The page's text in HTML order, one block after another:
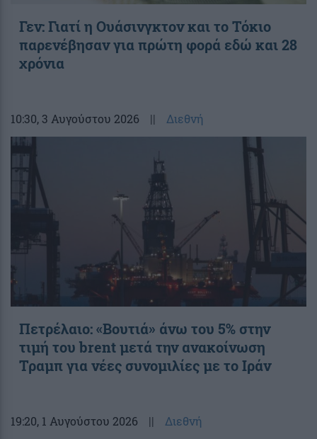
Γεν: Γιατί η Ουάσινγκτον και το Τόκιο
παρενέβησαν για πρώτη φορά εδώ και 28
χρόνια
10:30, 3 Αυγούστου 2026 || Διεθνή
Πετρέλαιο: «Βουτιά» άνω του 5% στην
τιμή του brent μετά την ανακοίνωση
Τραμπ για νέες συνομιλίες με το Ιράν
19:20, 1 Αυγούστου 2026 || Διεθνή